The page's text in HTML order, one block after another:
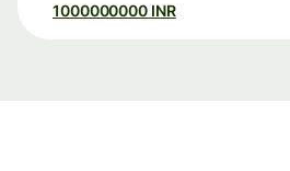
1000000000 INR